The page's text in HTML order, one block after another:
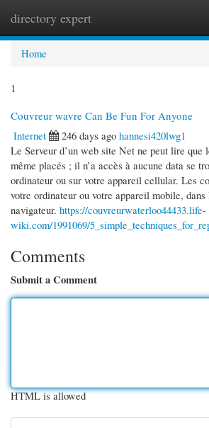
directory expert
Home
1
Couvreur wavre Can Be Fun For Anyone
Internet
246 days ago hannesi420lwg1
Le Serveur d’un web site Net ne peut lire que
même placés ; il n’a accès à aucune data se
ordinateur ou sur votre appareil cellular. Les
votre ordinateur ou votre appareil mobile,
navigateur. https://couvreurwaterloo44433.life-
wiki.com/1991069/
Comments
Submit a Comment
HTML is allowed